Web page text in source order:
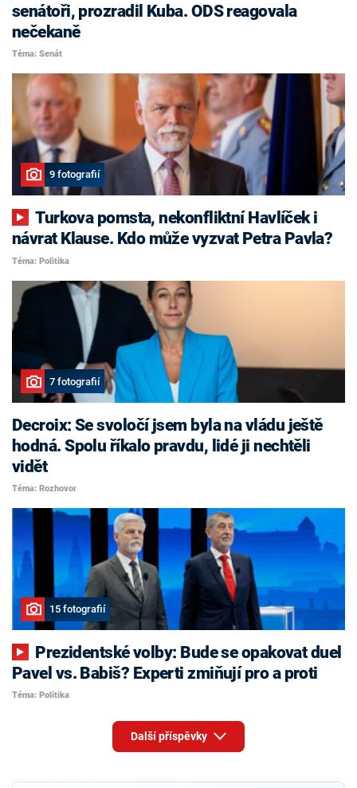
senátoři, prozradil Kuba. ODS reagovala
nečekaně
Téma: Senát
9 fotografií
Turkova pomsta, nekonfliktní Havlíček i
návrat Klause. Kdo může vyzvat Petra Pavla?
Téma: Politika
7 fotografií
Decroix: Se svoločí jsem byla na vládu ještě
hodná. Spolu říkalo pravdu, lidé ji nechtěli
vidět
Téma: Rozhovor
15 fotografií
Pavel vs. Babiš? Experti zmiňují pro a proti
Téma: Politika
Další příspěvky